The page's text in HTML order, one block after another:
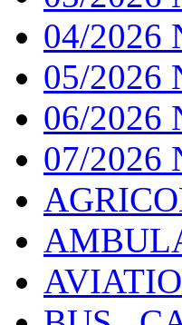
04/2026
05/2026
06/2026
07/2026